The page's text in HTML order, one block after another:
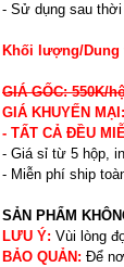
- Sử dụng sau
Khối lượng/Dung
GIÁ GỐC: 550K/
GIÁ KHUYẾN
- TẤT CẢ ĐỀU
- Giá sỉ từ 5 hộp,
- Miễn phí ship
SẢN PHẨM
LƯU Ý: Vùi lòng
BẢO QUẢN: Để